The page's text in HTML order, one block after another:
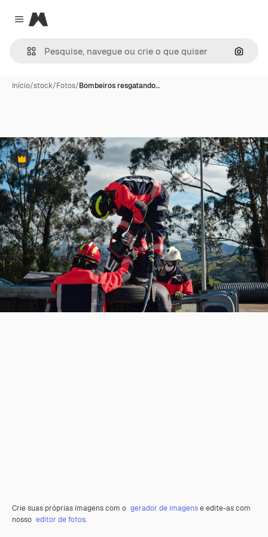
Close menu
Magnific
Início/stock/Fotos/Bombeiros resgatando…
Premium
Crie suas próprias imagens com o gerador de imagense edite-as com
nosso editor de fotos.